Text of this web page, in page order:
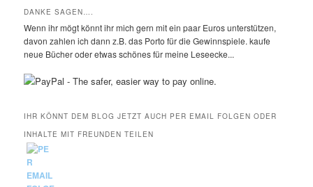
DANKE SAGEN….
Wenn ihr mögt könnt ihr mich gern mit ein paar Euros unterstützen,
davon zahlen ich dann z.B. das Porto für die Gewinnspiele. kaufe
neue Bücher oder etwas schönes für meine Leseecke...
IHR KÖNNT DEM BLOG JETZT AUCH PER EMAIL FOLGEN ODER
INHALTE MIT FREUNDEN TEILEN